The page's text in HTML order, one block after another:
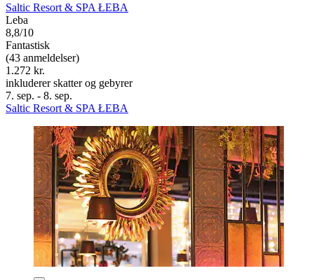
Saltic Resort & SPA ŁEBA
Leba
8,8/10
Fantastisk
(43 anmeldelser)
1.272 kr.
inkluderer skatter og gebyrer
7. sep. - 8. sep.
Saltic Resort & SPA ŁEBA